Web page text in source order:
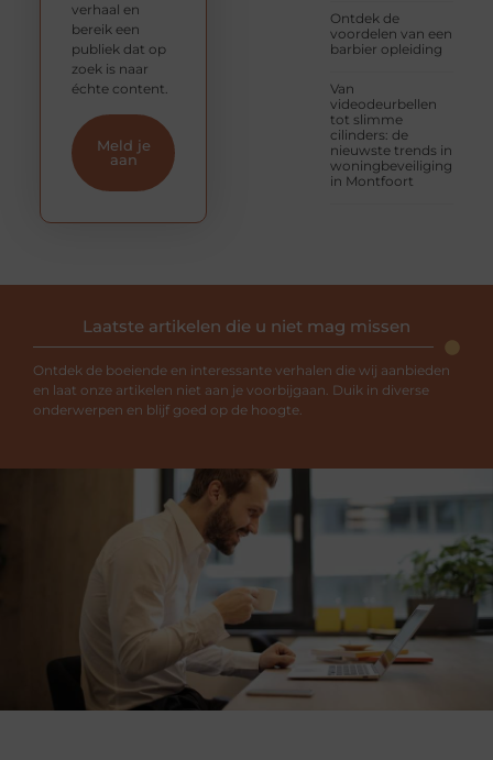
Ontdek de
voordelen van een
barbier opleiding
Van
videodeurbellen
tot slimme
cilinders: de
nieuwste trends in
woningbeveiliging
in Montfoort
verhaal en
bereik een
publiek dat op
zoek is naar
échte content.
Meld je
aan
Laatste artikelen die u niet mag missen
Ontdek de boeiende en interessante verhalen die wij aanbieden
en laat onze artikelen niet aan je voorbijgaan. Duik in diverse
onderwerpen en blijf goed op de hoogte.